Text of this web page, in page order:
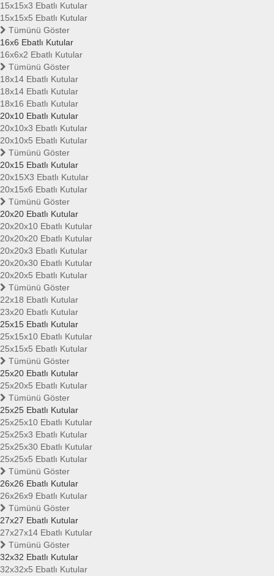
15x15x3 Ebatlı Kutular
15x15x5 Ebatlı Kutular
Tümünü Göster
16x6 Ebatlı Kutular
16x6x2 Ebatlı Kutular
Tümünü Göster
18x14 Ebatlı Kutular
18x14 Ebatlı Kutular
18x16 Ebatlı Kutular
20x10 Ebatlı Kutular
20x10x3 Ebatlı Kutular
20x10x5 Ebatlı Kutular
Tümünü Göster
20x15 Ebatlı Kutular
20x15X3 Ebatlı Kutular
20x15x6 Ebatlı Kutular
Tümünü Göster
20x20 Ebatlı Kutular
20x20x10 Ebatlı Kutular
20x20x20 Ebatlı Kutular
20x20x3 Ebatlı Kutular
20x20x30 Ebatlı Kutular
20x20x5 Ebatlı Kutular
Tümünü Göster
22x18 Ebatlı Kutular
23x20 Ebatlı Kutular
25x15 Ebatlı Kutular
25x15x10 Ebatlı Kutular
25x15x5 Ebatlı Kutular
Tümünü Göster
25x20 Ebatlı Kutular
25x20x5 Ebatlı Kutular
Tümünü Göster
25x25 Ebatlı Kutular
25x25x10 Ebatlı Kutular
25x25x3 Ebatlı Kutular
25x25x30 Ebatlı Kutular
25x25x5 Ebatlı Kutular
Tümünü Göster
26x26 Ebatlı Kutular
26x26x9 Ebatlı Kutular
Tümünü Göster
27x27 Ebatlı Kutular
27x27x14 Ebatlı Kutular
Tümünü Göster
32x32 Ebatlı Kutular
32x32x5 Ebatlı Kutular